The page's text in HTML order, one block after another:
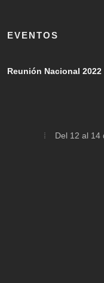
EVENTOS
Reunión Nacional 2022
Del 12 al 14